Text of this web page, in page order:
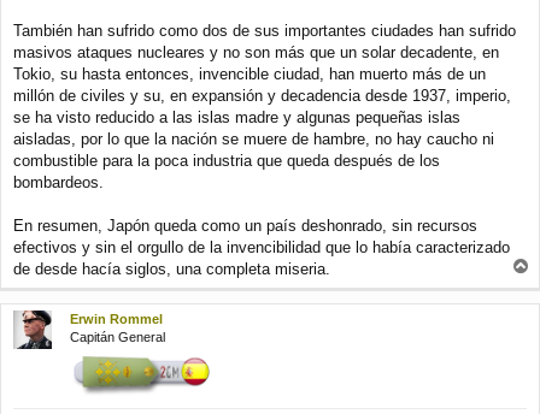
También han sufrido como dos de sus importantes ciudades han sufrido
masivos ataques nucleares y no son más que un solar decadente, en
Tokio, su hasta entonces, invencible ciudad, han muerto más de un
millón de civiles y su, en expansión y decadencia desde 1937, imperio,
se ha visto reducido a las islas madre y algunas pequeñas islas
aisladas, por lo que la nación se muere de hambre, no hay caucho ni
combustible para la poca industria que queda después de los
bombardeos.
En resumen, Japón queda como un país deshonrado, sin recursos
efectivos y sin el orgullo de la invencibilidad que lo había caracterizado
de desde hacía siglos, una completa miseria.
r
r
Erwin Rommel
Capitán General